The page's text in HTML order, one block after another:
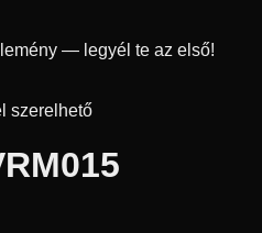
— legyél te az első!
szerelhető